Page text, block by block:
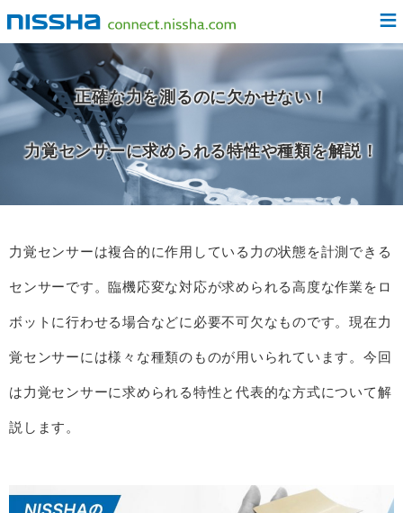
≡
正確な力を測るのに欠かせない！
力覚センサーに求められる特性や種類を解説！
力覚センサーは複合的に作用している力の状態を計測できる
センサーです。臨機応変な対応が求められる高度な作業をロ
ボットに行わせる場合などに必要不可欠なものです。現在力
覚センサーには様々な種類のものが用いられています。今回
は力覚センサーに求められる特性と代表的な方式について解
説します。